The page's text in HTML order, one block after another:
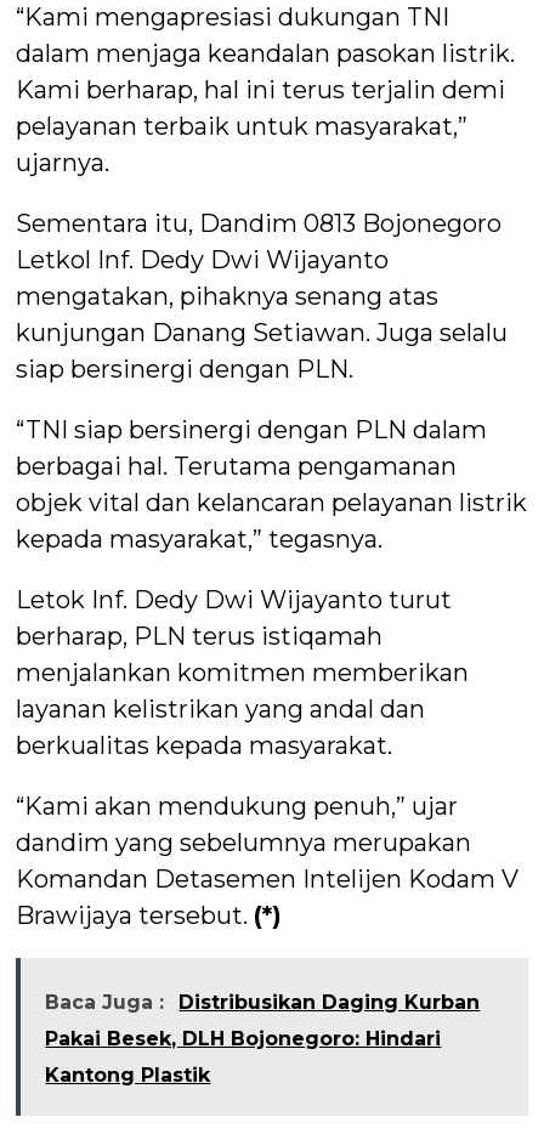
“Kami mengapresiasi dukungan TNI
dalam menjaga keandalan pasokan listrik.
Kami berharap, hal ini terus terjalin demi
pelayanan terbaik untuk masyarakat,”
ujarnya.
Sementara itu, Dandim 0813 Bojonegoro
Letkol Inf. Dedy Dwi Wijayanto
mengatakan, pihaknya senang atas
kunjungan Danang Setiawan. Juga selalu
siap bersinergi dengan PLN.
“TNI siap bersinergi dengan PLN dalam
berbagai hal. Terutama pengamanan
objek vital dan kelancaran pelayanan listrik
kepada masyarakat,” tegasnya.
Letok Inf. Dedy Dwi Wijayanto turut
berharap, PLN terus istiqamah
menjalankan komitmen memberikan
layanan kelistrikan yang andal dan
berkualitas kepada masyarakat.
“Kami akan mendukung penuh,” ujar
dandim yang sebelumnya merupakan
Komandan Detasemen Intelijen Kodam V
Brawijaya tersebut. (*)
Baca Juga :
Distribusikan Daging Kurban
Pakai Besek, DLH Bojonegoro: Hindari
Kantong Plastik